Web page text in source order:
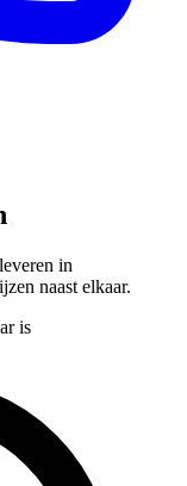
in
naast elkaar.
is